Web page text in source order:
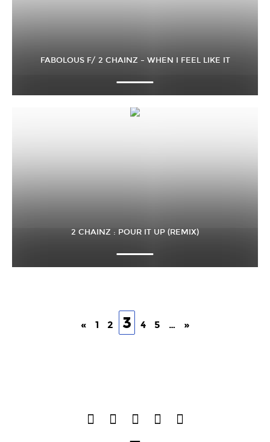
FABOLOUS F/ 2 CHAINZ – WHEN I FEEL LIKE IT
2 CHAINZ : POUR IT UP (REMIX)
« 1 2 3 4 5 … »